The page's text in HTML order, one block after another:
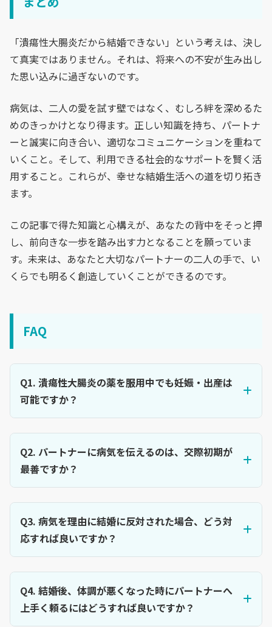
「潰瘍性大腸炎だから結婚できない」という考えは、決し
て真実ではありません。それは、将来への不安が生み出し
た思い込みに過ぎないのです。
病気は、二人の愛を試す壁ではなく、むしろ絆を深めるた
めのきっかけとなり得ます。正しい知識を持ち、パートナ
ーと誠実に向き合い、適切なコミュニケーションを重ねて
いくこと。そして、利用できる社会的なサポートを賢く活
用すること。これらが、幸せな結婚生活への道を切り拓き
ます。
この記事で得た知識と心構えが、あなたの背中をそっと押
し、前向きな一歩を踏み出す力となることを願っていま
す。未来は、あなたと大切なパートナーの二人の手で、い
くらでも明るく創造していくことができるのです。
FAQ
Q1. 潰瘍性大腸炎の薬を服用中でも妊娠・出産は
可能ですか？
Q2. パートナーに病気を伝えるのは、交際初期が
最善ですか？
Q3. 病気を理由に結婚に反対された場合、どう対
応すれば良いですか？
Q4. 結婚後、体調が悪くなった時にパートナーへ
上手く頼るにはどうすれば良いですか？